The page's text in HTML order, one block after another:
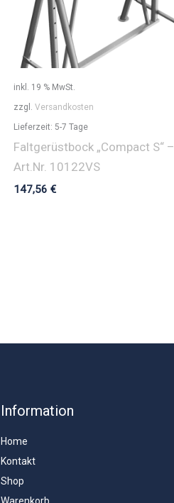
inkl. 19 % MwSt.
zzgl. Versandkosten
Lieferzeit: 5-7 Tage
Faltgerüstbock „Compact S“ –
Art.Nr. 10122VS
147,56 €
Information
Home
Kontakt
Shop
Warenkorb